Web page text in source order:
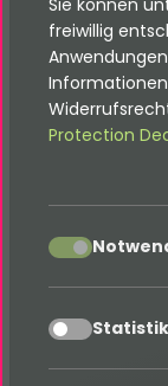
eigene
auf eine
Private
Honey-Pot
Sie können
freiwillig
Protection
accept
accept